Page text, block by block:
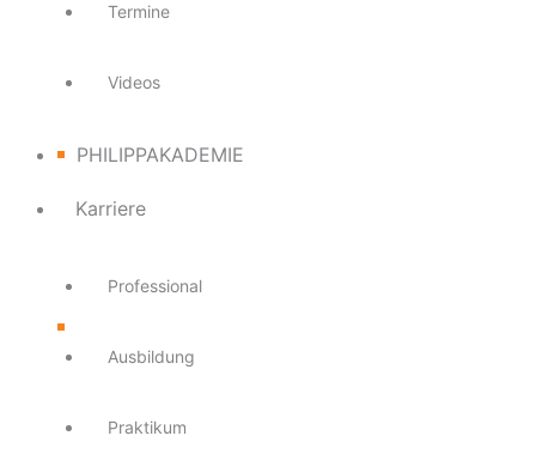
Termine
Videos
PHILIPPAKADEMIE
Karriere
Professional
Ausbildung
Praktikum